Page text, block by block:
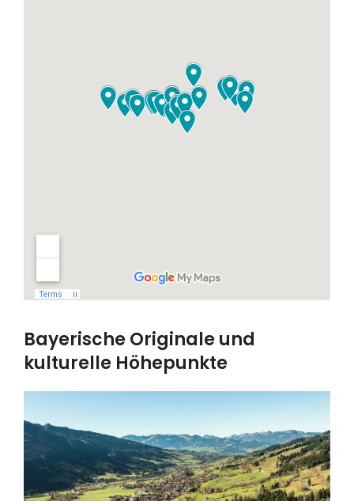
Bayerische Originale und
kulturelle Höhepunkte